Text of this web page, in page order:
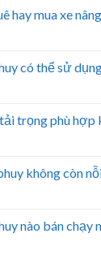
hay mua xe
có thể sử
trọng phù hợp
không còn
nào bán chạy